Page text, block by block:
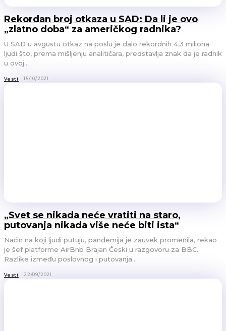
Rekordan broj otkaza u SAD: Da li je ovo
„zlatno doba“ za američkog radnika?
U SAD u avgustu otkaz na poslu je dalo rekordnih 4,3 miliona
ljudi što, prema mišljenju analitičara, predstavlja znak da je radnik
u ovoj...
Vesti 15/10/2021
„Svet se nikada neće vratiti na staro,
putovanja nikada više neće biti ista“
Način na koji ljudi putuju, pandemija je zauvek promenila, rekao
je šef platforme AirBnb Brajan Česki u razgovoru za BBC.
Razlike između poslovnog i putovanja...
Vesti 22/09/2021